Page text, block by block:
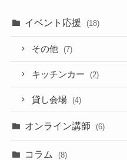
イベント応援 (18)
その他 (7)
キッチンカー (2)
貸し会場 (4)
オンライン講師 (6)
コラム (8)